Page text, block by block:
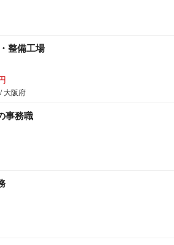
整備工場
大阪府
事務職